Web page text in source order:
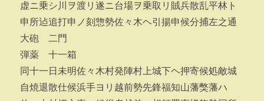
虚ニ乗シ川ヲ渡リ遂ニ台場ヲ乗取リ賊兵散乱平林ト
申所迠追打申ノ刻惣勢佐々木ヘ引揚申候分捕左之通
大砲 二門
弾薬 十一箱
同十一日未明佐々木村発陣村上城下ヘ押寄候処敵城
自焼退散仕候浜手ヨリ越前勢先鋒福知山藩獘藩ハ